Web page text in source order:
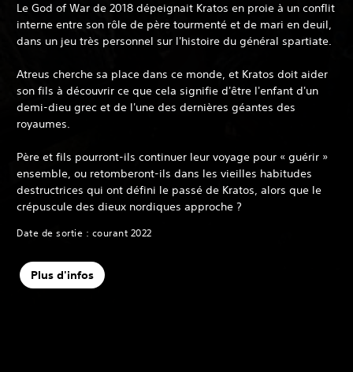
Le God of War de 2018 dépeignait Kratos en proie à un conflit
interne entre son rôle de père tourmenté et de mari en deuil,
dans un jeu très personnel sur l'histoire du général spartiate.
Atreus cherche sa place dans ce monde, et Kratos doit aider
son fils à découvrir ce que cela signifie d'être l'enfant d'un
demi-dieu grec et de l'une des dernières géantes des
royaumes.
Père et fils pourront-ils continuer leur voyage pour « guérir »
ensemble, ou retomberont-ils dans les vieilles habitudes
destructrices qui ont défini le passé de Kratos, alors que le
crépuscule des dieux nordiques approche ?
Date de sortie : courant 2022
Plus d'infos